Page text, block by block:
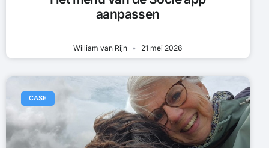
aanpassen
William van Rijn 21 mei 2026
CASE